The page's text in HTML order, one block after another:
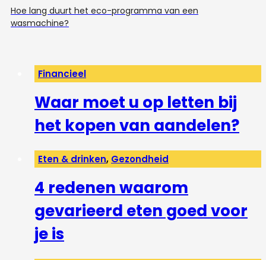
Hoe lang duurt het eco-programma van een
wasmachine?
Financieel
Waar moet u op letten bij
het kopen van aandelen?
Eten & drinken, Gezondheid
4 redenen waarom
gevarieerd eten goed voor
je is